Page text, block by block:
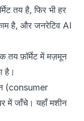
तय है, फिर भी हर
है, और जनरेटिव AI
तय फ़ॉर्मेट में मज़मून
है।
(consumer
में जाँचे। यहाँ मशीन